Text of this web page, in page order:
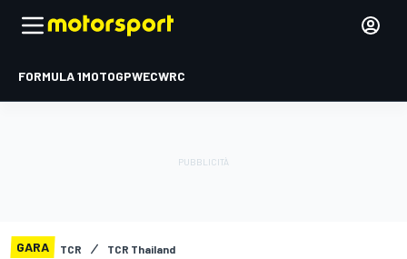
FORMULA 1MOTOGPWECWRC
GARA TCR TCR Thailand